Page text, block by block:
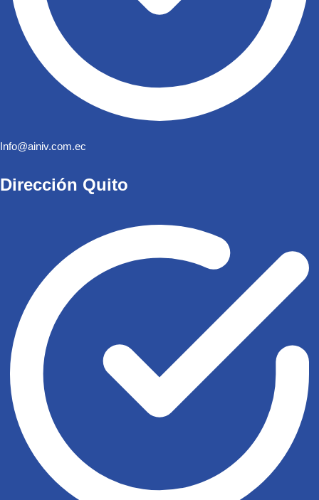
Info@ainiv.com.ec
Dirección Quito